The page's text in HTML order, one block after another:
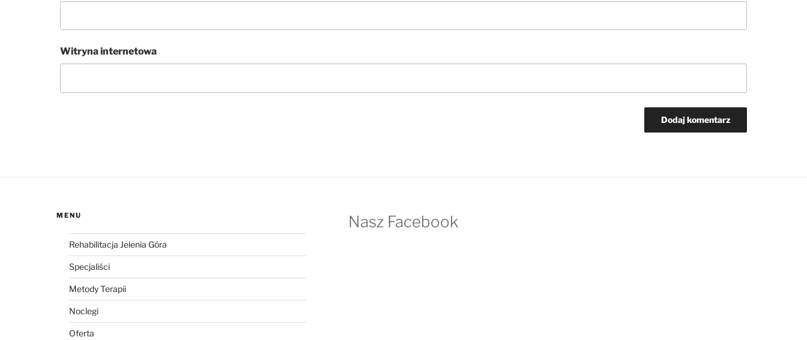
Witryna internetowa
MENU
Rehabilitacja Jelenia Góra
Specjaliści
Metody Terapii
Noclegi
Oferta
Nasz Facebook